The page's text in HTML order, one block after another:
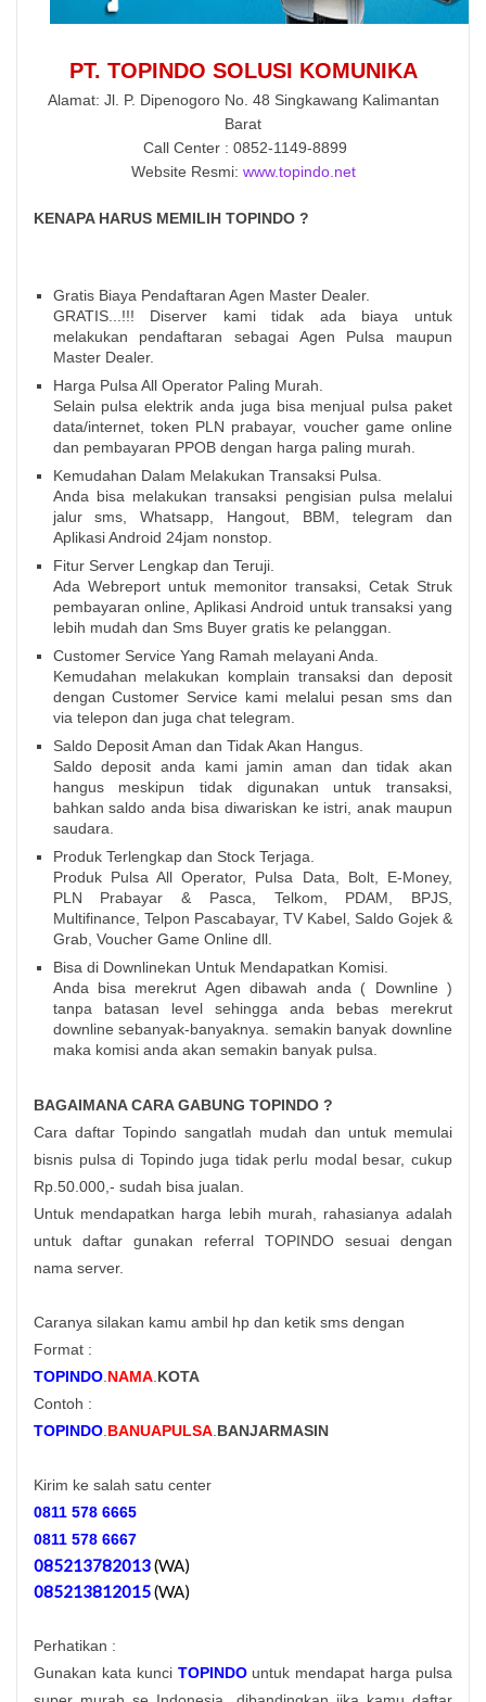
PT. TOPINDO SOLUSI KOMUNIKA
Alamat: Jl. P. Dipenogoro No. 48 Singkawang Kalimantan
Barat
Call Center : 0852-1149-8899
Website Resmi: www.topindo.net
KENAPA HARUS MEMILIH TOPINDO ?
Gratis Biaya Pendaftaran Agen Master Dealer.
GRATIS...!!! Diserver kami tidak ada biaya untuk
melakukan pendaftaran sebagai Agen Pulsa maupun
Master Dealer.
Harga Pulsa All Operator Paling Murah.
Selain pulsa elektrik anda juga bisa menjual pulsa paket
data/internet, token PLN prabayar, voucher game online
dan pembayaran PPOB dengan harga paling murah.
Kemudahan Dalam Melakukan Transaksi Pulsa.
Anda bisa melakukan transaksi pengisian pulsa melalui
jalur sms, Whatsapp, Hangout, BBM, telegram dan
Aplikasi Android 24jam nonstop.
Fitur Server Lengkap dan Teruji.
Ada Webreport untuk memonitor transaksi, Cetak Struk
pembayaran online, Aplikasi Android untuk transaksi yang
lebih mudah dan Sms Buyer gratis ke pelanggan.
Customer Service Yang Ramah melayani Anda.
Kemudahan melakukan komplain transaksi dan deposit
dengan Customer Service kami melalui pesan sms dan
via telepon dan juga chat telegram.
Saldo Deposit Aman dan Tidak Akan Hangus.
Saldo deposit anda kami jamin aman dan tidak akan
hangus meskipun tidak digunakan untuk transaksi,
bahkan saldo anda bisa diwariskan ke istri, anak maupun
saudara.
Produk Terlengkap dan Stock Terjaga.
Produk Pulsa All Operator, Pulsa Data, Bolt, E-Money,
PLN Prabayar & Pasca, Telkom, PDAM, BPJS,
Multifinance, Telpon Pascabayar, TV Kabel, Saldo Gojek &
Grab, Voucher Game Online dll.
Bisa di Downlinekan Untuk Mendapatkan Komisi.
Anda bisa merekrut Agen dibawah anda ( Downline )
tanpa batasan level sehingga anda bebas merekrut
downline sebanyak-banyaknya. semakin banyak downline
maka komisi anda akan semakin banyak pulsa.
BAGAIMANA CARA GABUNG TOPINDO ?
Cara daftar Topindo sangatlah mudah dan untuk memulai
bisnis pulsa di Topindo juga tidak perlu modal besar, cukup
Rp.50.000,- sudah bisa jualan.
Untuk mendapatkan harga lebih murah, rahasianya adalah
untuk daftar gunakan referral TOPINDO sesuai dengan
nama server.
Caranya silakan kamu ambil hp dan ketik sms dengan
Format :
TOPINDO NAMA KOTA
Contoh :
TOPINDO BANUAPULSA BANJARMASIN
Kirim ke salah satu center
0811 578 6665
0811 578 6667
085213782013(WA)
085213812015(WA)
Perhatikan :
Gunakan kata kunci TOPINDOuntuk mendapat harga pulsa